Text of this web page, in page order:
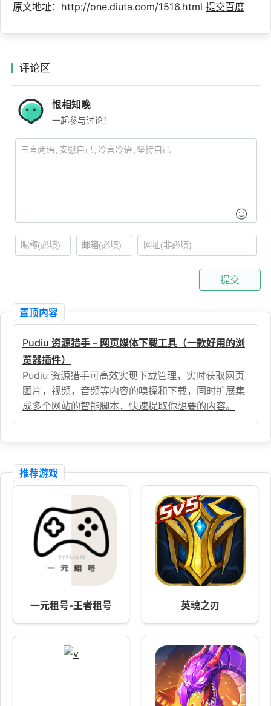
原文地址：http://one.diuta.com/1516.html 提交百度
评论区
恨相知晚
一起参与讨论！
提交
置顶内容
Pudiu 资源猎手 – 网页媒体下载工具（一款好用的浏
览器插件）
Pudiu 资源猎手可高效实现下载管理，实时获取网页
图片，视频，音频等内容的嗅探和下载，同时扩展集
成多个网站的智能脚本，快速提取你想要的内容。
推荐游戏
一元租号-王者租号 英魂之刃